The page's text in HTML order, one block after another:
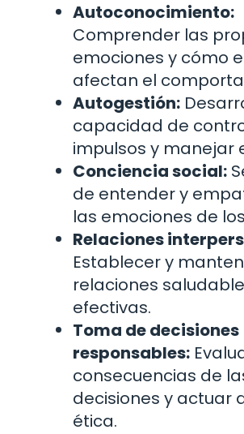
Autoconocimiento:
Comprender las
emociones y cómo
afectan el
Autogestión:
capacidad de
impulsos y manejar
Conciencia social:
de entender y
las emociones de
Relaciones
Establecer y
relaciones
efectivas.
Toma de decisiones
responsables:
consecuencias de
decisiones y actuar
ética.